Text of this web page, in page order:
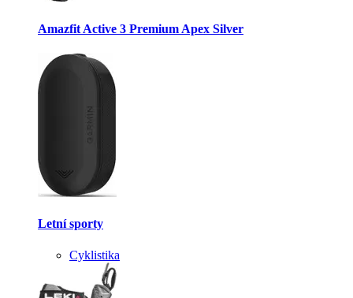
Amazfit Active 3 Premium Apex Silver
Letní sporty
Cyklistika